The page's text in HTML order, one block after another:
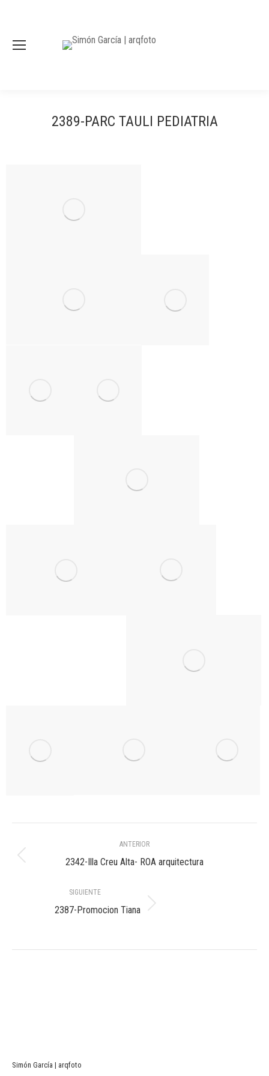
2389-PARC TAULI PEDIATRIA
entre
álbumes
ANTERIOR
Álbum
2342-Illa Creu Alta- ROA arquitectura
SIGUIENTE
Álbum
2387-Promocion Tiana
Simón García | arqfoto